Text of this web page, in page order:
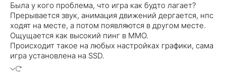
Была у кого проблема, что игра как будто лагает?
Прерывается звук, анимация движений дергается, нпс
ходят на месте, а потом появляются в другом месте.
Ощущается как высокий пинг в MMO.
Происходит такое на любых настройках графики, сама
игра установлена на SSD.